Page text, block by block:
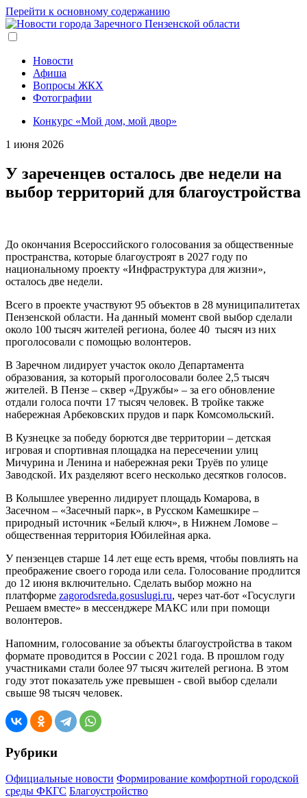
Перейти к основному содержанию
Новости
Афиша
Вопросы ЖКХ
Фотографии
Конкурс «Мой дом, мой двор»
1 июня 2026
У зареченцев осталось две недели на
выбор территорий для благоустройства
До окончания Всероссийского голосования за общественные
пространства, которые благоустроят в 2027 году по
национальному проекту «Инфраструктура для жизни»,
осталось две недели.
Всего в проекте участвуют 95 объектов в 28 муниципалитетах
Пензенской области. На данный момент свой выбор сделали
около 100 тысяч жителей региона, более 40 тысяч из них
проголосовали с помощью волонтеров.
В Заречном лидирует участок около Департамента
образования, за который проголосовали более 2,5 тысяч
жителей. В Пензе – сквер «Дружбы» – за его обновление
отдали голоса почти 17 тысяч человек. В тройке также
набережная Арбековских прудов и парк Комсомольский.
В Кузнецке за победу борются две территории – детская
игровая и спортивная площадка на пересечении улиц
Мичурина и Ленина и набережная реки Труёв по улице
Заводской. Их разделяют всего несколько десятков голосов.
В Колышлее уверенно лидирует площадь Комарова, в
Засечном – «Засечный парк», в Русском Камешкире –
природный источник «Белый ключ», в Нижнем Ломове –
общественная территория Юбилейная арка.
У пензенцев старше 14 лет еще есть время, чтобы повлиять на
преображение своего города или села. Голосование продлится
до 12 июня включительно. Сделать выбор можно на
платформе zagorodsreda.gosuslugi.ru, через чат-бот «Госуслуги
Решаем вместе» в мессенджере МАКС или при помощи
волонтеров.
Напомним, голосование за объекты благоустройства в таком
формате проводится в России с 2021 года. В прошлом году
участниками стали более 97 тысяч жителей региона. В этом
году этот показатель уже превышен - свой выбор сделали
свыше 98 тысяч человек.
Рубрики
Официальные новости Формирование комфортной городской
среды ФКГС Благоустройство